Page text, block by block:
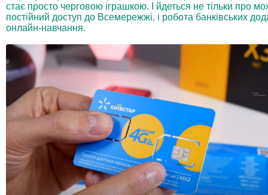
стає просто черговою іграшкою. І йдеться не тільки про
постійний доступ до Всемережжі, і робота банківських
онлайн-навчання.